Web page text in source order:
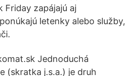
Friday zapájajú aj
letenky alebo služby,
Jednoduchá
(skratka j.s.a.) je druh